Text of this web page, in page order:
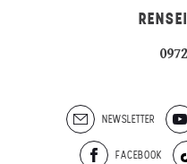
NEWSLETTER
FACEBOOK